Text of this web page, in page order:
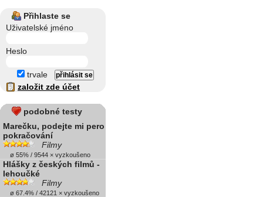
Přihlaste se
Uživatelské jméno
Heslo
trvale
založit zde účet
podobné testy
Marečku, podejte mi pero
pokračování
Filmy
ø 55% / 9544 × vyzkoušeno
Hlášky z českých filmů -
lehoučké
Filmy
ø 67.4% / 42121 × vyzkoušeno